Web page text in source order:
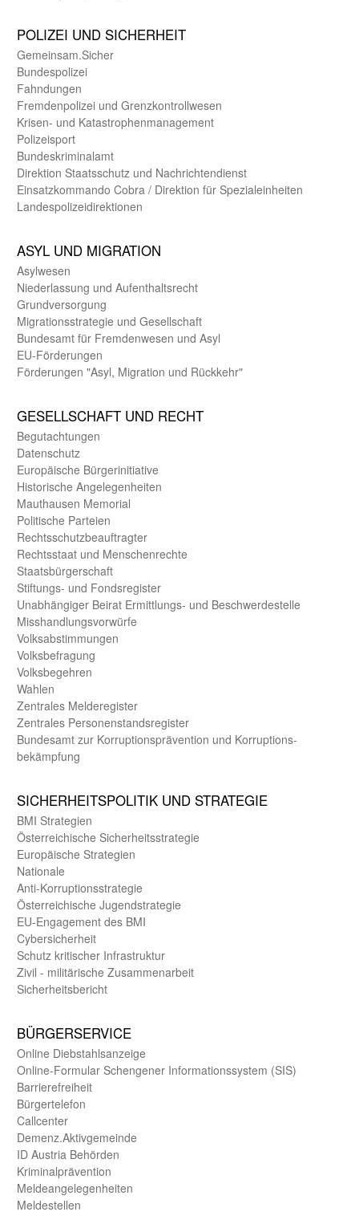
POLIZEI UND SICHER­HEIT
Gemein­sam.Sicher
Bundes­polizei
Fahndungen
Fremdenpolizei und Grenzkontrollwesen
Krisen- und Katastrophen­management
Polizeisport
Bundes­kriminal­amt
Direktion Staats­schutz und Nach­richten­dienst
Einsatz­kommando Cobra / Direktion für Spezialeinheiten
Landes­polizei­direk­tionen
ASYL UND MIGRA­TION
Asyl­wesen
Nieder­lassung und Aufent­halts­recht
Grund­versorgung
Migrations­strategie und Gesell­schaft
Bundes­amt für Fremden­wesen und Asyl
EU-Förde­rungen
Förderungen "Asyl, Migration und Rückkehr"
GE­SELL­SCHAFT UND RECHT
Begut­achtungen
Daten­schutz
Europäische Bürger­initiative
Historische Angelegen­heiten
Mauthausen Memorial
Politische Parteien
Rechts­schutz­beauftragter
Rechts­staat und Menschen­rechte
Staats­bürger­schaft
Stiftungs- und Fonds­register
Unab­hängiger Beirat Ermittlungs- und Beschwerde­stelle
Misshandlungs­vorwürfe
Volks­abstimmungen
Volks­befragung
Volks­begehren
Wahlen
Zentrales Melde­register
Zentrales Personen­stands­register
Bundes­amt zur Korrup­tions­prävention und Korrup­tions­
bekämpfung
SICHER­HEITS­POLITIK UND STRATEGIE
BMI Strategien
Öster­reichische Sicherheits­strategie
Europäische Strategien
Nationale
Anti-Korruptions­strategie
Öster­reichische Jugend­strategie
EU-Engagement des BMI
Cybersicherheit
Schutz kritischer Infra­struktur
Zivil - militärische Zusammen­arbeit
Sicherheits­bericht
BÜRGER­SERVICE
Online Diebstahls­anzeige
Online-Formular Schengener Informationssystem (SIS)
Barriere­freiheit
Bürger­telefon
Call­center
Demenz.Aktiv­gemeinde
ID Austria Behörden
Kriminal­prävention
Melde­an­ge­le­gen­heiten
Meld­estellen